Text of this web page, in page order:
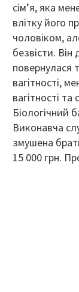
сім’я, яка
влітку його
чоловіком,
безвісти.
повернулася
вагітності,
вагітності
Біологічний
Виконавча
змушена
15 000 грн.